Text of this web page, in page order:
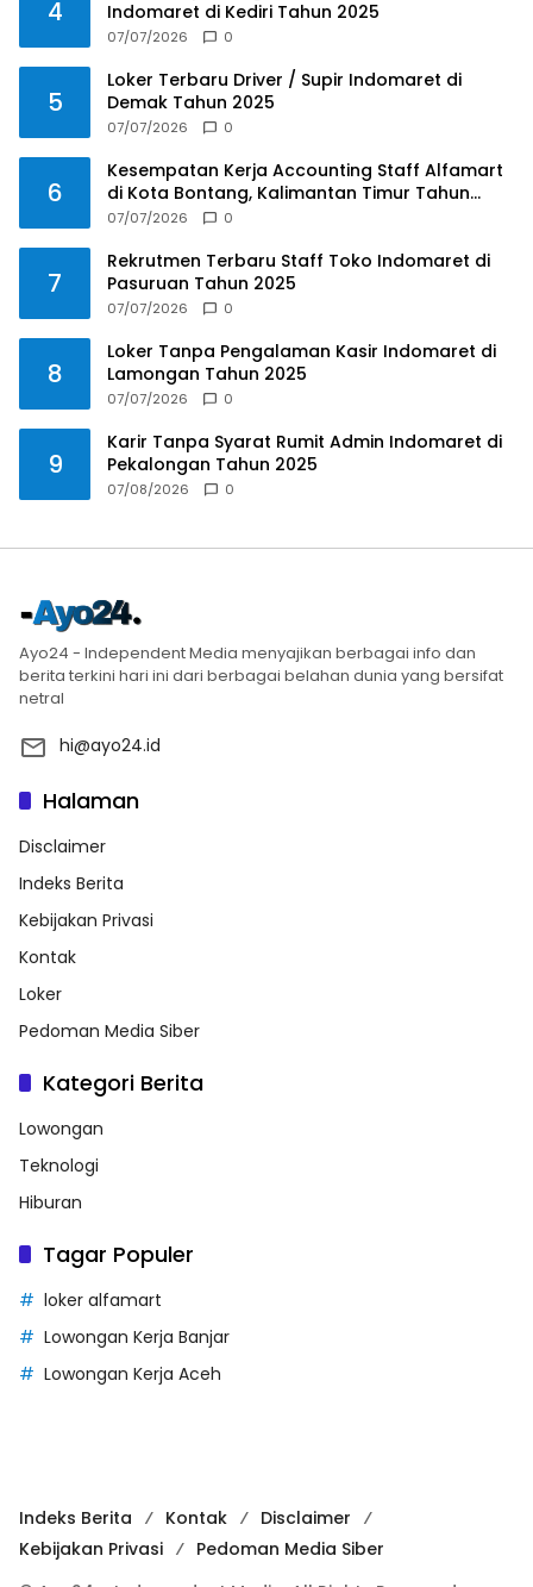
4
Indomaret di Kediri Tahun 2025
07/07/2026 0
5
Loker Terbaru Driver / Supir Indomaret di
Demak Tahun 2025
07/07/2026 0
6
Kesempatan Kerja Accounting Staff Alfamart
di Kota Bontang, Kalimantan Timur Tahun
2025
07/07/2026 0
7
Rekrutmen Terbaru Staff Toko Indomaret di
Pasuruan Tahun 2025
07/07/2026 0
8
Loker Tanpa Pengalaman Kasir Indomaret di
Lamongan Tahun 2025
07/07/2026 0
9
Karir Tanpa Syarat Rumit Admin Indomaret di
Pekalongan Tahun 2025
07/08/2026 0
Ayo24 - Independent Media menyajikan berbagai info dan
berita terkini hari ini dari berbagai belahan dunia yang bersifat
netral
hi@ayo24.id
Halaman
Disclaimer
Indeks Berita
Kebijakan Privasi
Kontak
Loker
Pedoman Media Siber
Kategori Berita
Lowongan
Teknologi
Hiburan
Tagar Populer
loker alfamart
Lowongan Kerja Banjar
Lowongan Kerja Aceh
Indeks Berita Kontak
Disclaimer
Kebijakan Privasi
Pedoman Media Siber